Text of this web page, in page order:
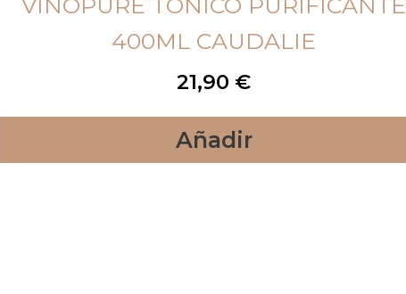
400ML CAUDALIE
21,90 €
Añadir